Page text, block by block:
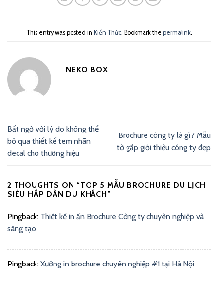
This entry was posted in Kiến Thức. Bookmark the permalink.
NEKO BOX
Bất ngờ với lý do không thể
bỏ qua thiết kế tem nhãn
decal cho thương hiệu
Brochure công ty là gì? Mẫu
tờ gấp giới thiệu công ty đẹp
2 THOUGHTS ON “TOP 5 MẪU BROCHURE DU LỊCH
SIÊU HẤP DẪN DU KHÁCH”
Pingback: Thiết kế in ấn Brochure Công ty chuyên nghiệp và
sáng tạo
Pingback: Xưởng in brochure chuyên nghiệp #1 tại Hà Nội